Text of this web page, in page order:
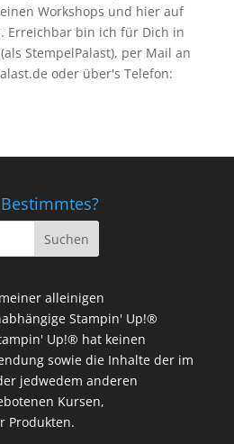
Workshops und hier auf
Erreichbar bin ich für Dich in
StempelPalast), per Mail an
oder über's Telefon:
alleinigen
Stampin' Up!®
Up!® hat keinen
sowie die Inhalte der im
jedwedem anderen
Kursen,
Produkten.